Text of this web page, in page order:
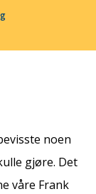
noen
gjøre. Det
våre Frank